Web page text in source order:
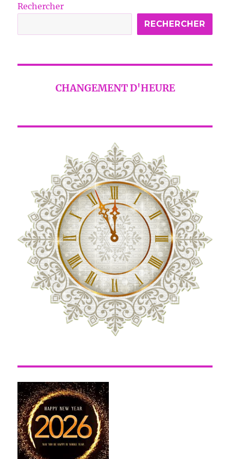
Rechercher
RECHERCHER
CHANGEMENT D'HEURE